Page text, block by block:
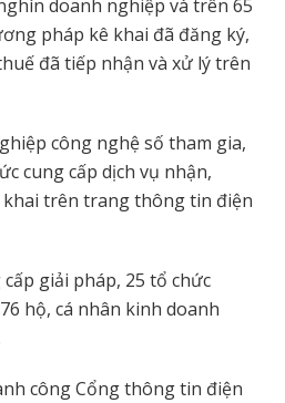
doanh nghiệp và trên 65
pháp kê khai đã đăng ký,
đã tiếp nhận và xử lý trên
công nghệ số tham gia,
cung cấp dịch vụ nhận,
trên trang thông tin điện
giải pháp, 25 tổ chức
hộ, cá nhân kinh doanh
công Cổng thông tin điện